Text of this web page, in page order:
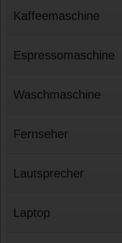
Kaffeemaschine
Espressomaschine
Waschmaschine
Fernseher
Lautsprecher
Laptop